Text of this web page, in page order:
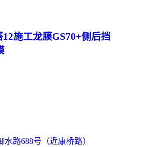
施工龙膜GS70+侧后挡
水路688号（近康桥路）